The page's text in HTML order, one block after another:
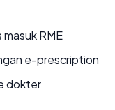
RME
e-prescription
dokter